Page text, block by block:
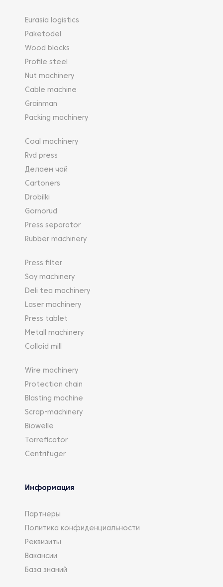
Eurasia logistics
Paketodel
Wood blocks
Profile steel
Nut machinery
Cable machine
Grainman
Packing machinery
Coal machinery
Rvd press
Делаем чай
Cartoners
Drobilki
Gornorud
Press separator
Rubber machinery
Press filter
Soy machinery
Deli tea machinery
Laser machinery
Press tablet
Metall machinery
Colloid mill
Wire machinery
Protection chain
Blasting machine
Scrap-machinery
Biowelle
Torreficator
Centrifuger
Информация
Партнеры
Политика конфиденциальности
Реквизиты
Вакансии
База знаний